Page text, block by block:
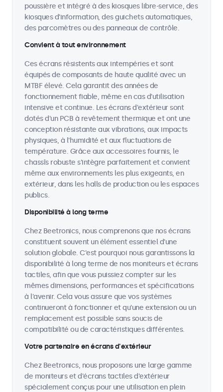
poussière et intégré à des kiosques libre-service, des
kiosques d'information, des guichets automatiques,
des parcomètres ou des panneaux de contrôle.
Convient à tout environnement
Ces écrans résistents aux intempéries et sont
équipés de composants de haute qualité avec un
MTBF élevé. Cela garantit des années de
fonctionnement fiable, même en cas d'utilisation
intensive et continue. Les écrans d'extérieur sont
dotés d'un PCB à revêtement thermique et ont une
conception résistante aux vibrations, aux impacts
physiques, à l'humidité et aux fluctuations de
température. Grâce aux accessoires fournis, le
chassîs robuste s'intègre parfaitement et convient
même aux environnements les plus exigeants, en
extérieur, dans les halls de production ou les espaces
publics.
Disponibilité à long terme
Chez Beetronics, nous comprenons que nos écrans
constituent souvent un élément essentiel d'une
solution globale. C'est pourquoi nous garantissons la
disponibilité à long terme de nos moniteurs et écrans
tactiles, afin que vous puissiez compter sur les
mêmes dimensions, performances et spécifications
à l'avenir. Cela vous assure que vos systèmes
continueront à fonctionner et qu'une extension ou un
remplacement est possible sans soucis de
compatibilité ou de caractéristiques différentes.
Votre partenaire en écrans d'extérieur
Chez Beetronics, nous proposons une large gamme
de moniteurs et d'écrans tactiles d'extérieur
spécialement conçus pour une utilisation en plein